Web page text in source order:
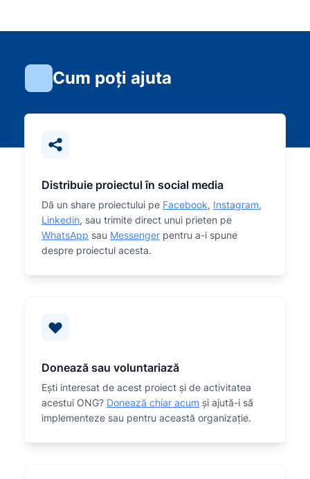
Cum poți ajuta
Distribuie proiectul în social media
Dă un share proiectului pe Facebook, Instagram,
Linkedin, sau trimite direct unui prieten pe
WhatsApp sau Messenger pentru a-i spune
despre proiectul acesta.
Donează sau voluntariază
Eşti interesat de acest proiect și de activitatea
acestui ONG? Donează chiar acum și ajută-i să
implementeze sau pentru această organizaţie.